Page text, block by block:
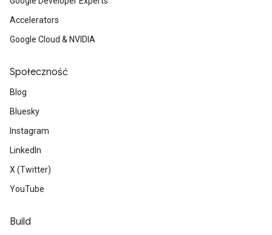
Accelerators
Google Cloud & NVIDIA
Społeczność
Blog
Bluesky
Instagram
LinkedIn
X (Twitter)
YouTube
Build